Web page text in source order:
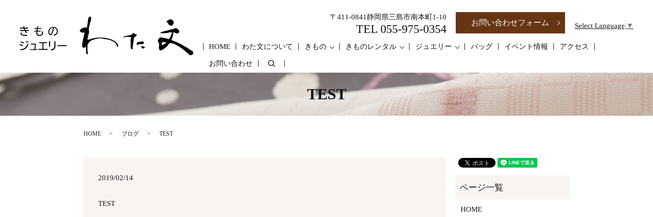
〒411-0841静岡県三島市南本町1-10
TEL 055-975-0354 お問い合わせフォーム Select Language ▼
HOME わた文について きもの きものレンタル ジュエリー バッグ イベント情報 アクセス
お問い合わせ
TEST
HOME ブログ TEST
2019/02/14
TEST
HOME